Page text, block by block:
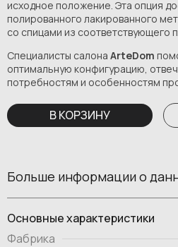
исходное положение. Эта опция
полированного лакированного
со спицами из соответствующего
Специалисты салона ArteDom
оптимальную конфигурацию,
потребностям и особенностям
В КОРЗИНУ
Больше информации о
Основные характеристики
Фабрика